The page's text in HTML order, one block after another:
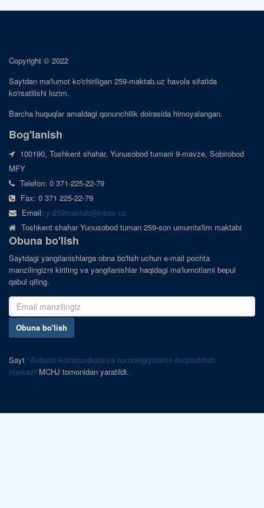
Copyright © 2022
Saytdan ma'lumot ko'chiriligan 259-maktab.uz havola sifatida
ko'rsatilishi lozim.
Barcha huquqlar amaldagi qonunchilik doirasida himoyalangan.
Bog'lanish
100190, Toshkent shahar, Yunusobod tumani 9-mavze, Sobirobod
MFY
Telefon: 0 371-225-22-79
Fax: 0 371 225-22-79
Email:y-259maktab@inbox.uz
Toshkent shahar Yunusobod tuman 259-son umumta'lim maktabi
Obuna bo'lish
Saytdagi yangilanishlarga obna bo'lish uchun e-mail pochta
manzilingizni kiriting va yangilanishlar haqidagi ma'lumotlarni bepul
qabul qiling.
Obuna bo'lish
Sayt "Axborot-kommunikatsiya texnologiyalarini rivojlantirish
markazi"MCHJ tomonidan yaratildi.